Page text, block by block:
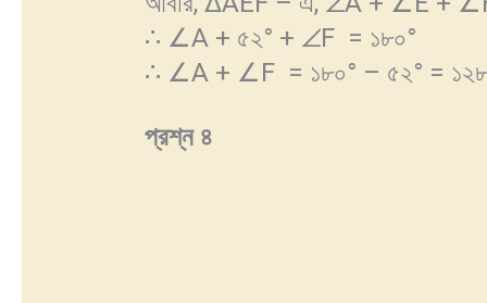
∴ ∠A + ৫২° + ∠F = ১৮০°
∴ ∠A + ∠F = ১৮০° – ৫২° =
প্রশ্ন ৪